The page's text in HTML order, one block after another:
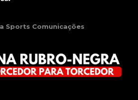
Sports Comunicações